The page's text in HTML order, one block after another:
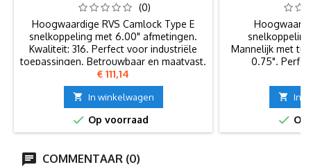
(0)
Hoogwaardige RVS Camlock Type E
snelkoppeling met 6.00" afmetingen.
Kwaliteit: 316. Perfect voor industriële
toepassingen. Betrouwbaar en maatvast.
Prijs
€ 111,14
 In winkelwagen
 Op voorraad
Mannelijk met
0.75".
 In
 Op
COMMENTAAR (0)